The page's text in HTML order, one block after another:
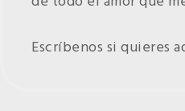
Escríbenos si quieres